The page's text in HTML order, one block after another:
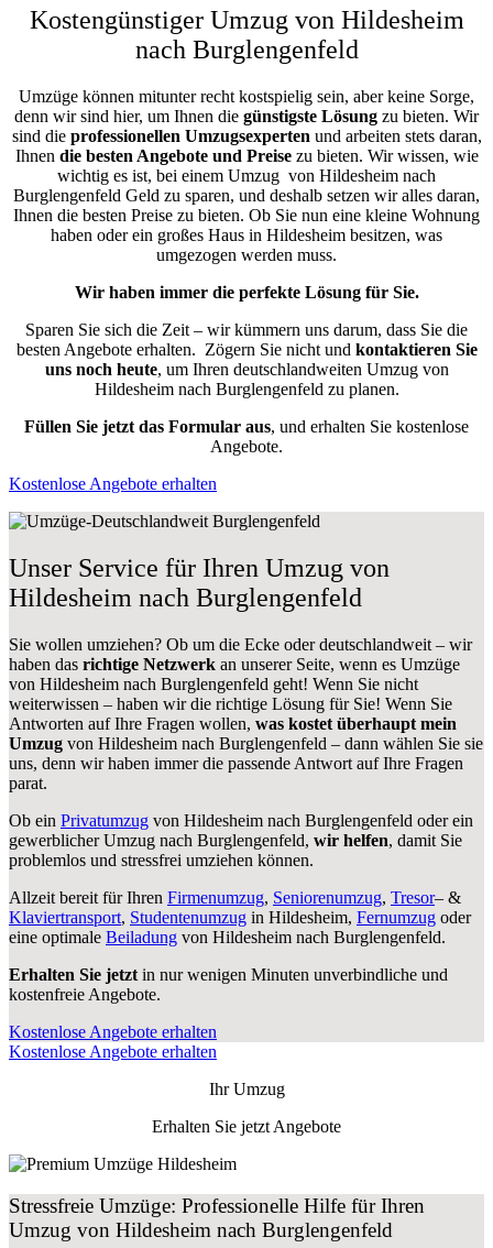
Kostengünstiger Umzug von Hildesheim
nach Burglengenfeld
Umzüge können mitunter recht kostspielig sein, aber keine Sorge,
denn wir sind hier, um Ihnen die günstigste Lösung zu bieten. Wir
sind die professionellen Umzugsexperten und arbeiten stets daran,
Ihnen die besten Angebote und Preisezu bieten. Wir wissen, wie
wichtig es ist, bei einem Umzug von Hildesheim nach
Burglengenfeld Geld zu sparen, und deshalb setzen wir alles daran,
Ihnen die besten Preise zu bieten. Ob Sie nun eine kleine Wohnung
haben oder ein großes Haus in Hildesheim besitzen, was
umgezogen werden muss.
Wir haben immer die perfekte Lösung für Sie.
Sparen Sie sich die Zeit – wir kümmern uns darum, dass Sie die
besten Angebote erhalten. Zögern Sie nicht und kontaktieren Sie
uns noch heute, um Ihren deutschlandweiten Umzug von
Hildesheim nach Burglengenfeld zu planen.
Füllen Sie jetzt das Formular aus, und erhalten Sie kostenlose
Angebote.
Kostenlose Angebote erhalten
Unser Service für Ihren Umzug von
Hildesheim nach Burglengenfeld
Sie wollen umziehen? Ob um die Ecke oder deutschlandweit – wir
haben das richtige Netzwerk an unserer Seite, wenn es Umzüge
von Hildesheim nach Burglengenfeld geht! Wenn Sie nicht
weiterwissen – haben wir die richtige Lösung für Sie! Wenn Sie
Antworten auf Ihre Fragen wollen, was kostet überhaupt mein
Umzug von Hildesheim nach Burglengenfeld – dann wählen Sie sie
uns, denn wir haben immer die passende Antwort auf Ihre Fragen
parat.
Ob ein Privatumzug von Hildesheim nach Burglengenfeld oder ein
gewerblicher Umzug nach Burglengenfeld, wir helfen, damit Sie
problemlos und stressfrei umziehen können.
Allzeit bereit für Ihren Firmenumzug, Seniorenumzug, Tresor– &
Klaviertransport, Studentenumzug in Hildesheim, Fernumzug oder
eine optimale Beiladung von Hildesheim nach Burglengenfeld.
Erhalten Sie jetzt in nur wenigen Minuten unverbindliche und
kostenfreie Angebote.
Kostenlose Angebote erhalten
Kostenlose Angebote erhalten
Ihr Umzug
Erhalten Sie jetzt Angebote
Stressfreie Umzüge: Professionelle Hilfe für Ihren
Umzug von Hildesheim nach Burglengenfeld